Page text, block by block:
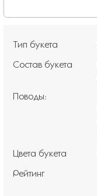
Тип букета
Состав букета
Поводы:
Цвета букета
Рейтинг